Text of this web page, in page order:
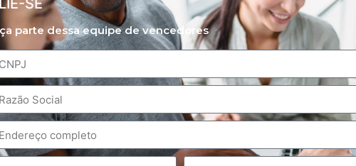
SE
parte dessa equipe de vencedores